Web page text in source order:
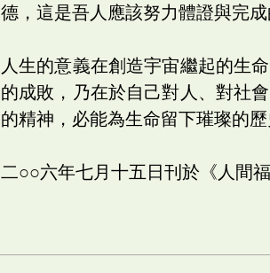
德，這是吾人應該努力體證與完成
人生的意義在創造宇宙繼起的生
的成敗，乃在於自己對人、對社
的精神，必能為生命留下璀璨的
二○○六年七月十五日刊於《人間福